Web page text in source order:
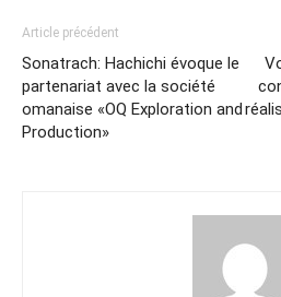
Article précédent
Sonatrach: Hachichi évoque le
partenariat avec la société
omanaise «OQ Exploration and
Production»